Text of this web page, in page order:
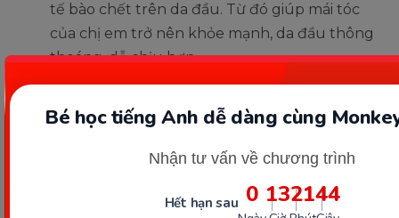
Bé học tiếng Anh dễ dàng cùng
Nhận tư vấn về chương trình
Hết hạn sau 0 132142
tế bào chết trên da đầu. Từ đó giúp mái tóc
của chị em trở nên khỏe mạnh, da đầu thông
thoáng, dễ chịu hơn.